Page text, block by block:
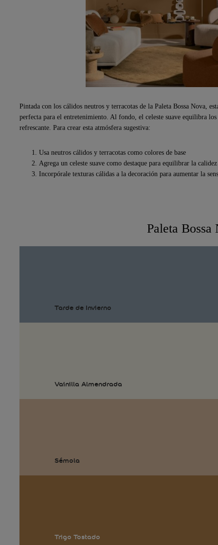
Pintada con los cálidos neutros y terracotas de la Paleta Bossa Nova,
perfecta para el entretenimiento. Al fondo, el celeste suave equilibra
refrescante. Para crear esta atmósfera sugestiva:
Usa neutros cálidos y terracotas como colores de base
Agrega un celeste suave como destaque para equilibrar la calidez
Incorpórale texturas cálidas a la decoración para aumentar la
Paleta Bossa
Tarde de Invierno
Vainilla Almendrada
Sémola
Trigo Tostado